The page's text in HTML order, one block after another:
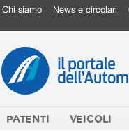
Chi siamo News e circolari
PATENTI VEICOLI